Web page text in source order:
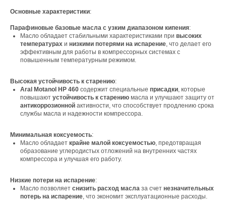
Основные характеристики:
Парафиновые базовые масла с узким диапазоном кипения:
Масло обладает стабильными характеристиками при высоких
температурах и низкими потерями на испарение, что делает его
эффективным для работы в компрессорных системах с
повышенным температурным режимом.
Высокая устойчивость к старению:
Aral Motanol HP 460 содержит специальные присадки, которые
повышают устойчивость к старению масла и улучшают защиту от
антикоррозионной активности, что способствует продлению срока
службы масла и надежности компрессора.
Минимальная коксуемость:
Масло обладает крайне малой коксуемостью, предотвращая
образование углеродистых отложений на внутренних частях
компрессора и улучшая его работу.
Низкие потери на испарение:
Масло позволяет снизить расход масла за счет незначительных
потерь на испарение, что экономит эксплуатационные расходы.